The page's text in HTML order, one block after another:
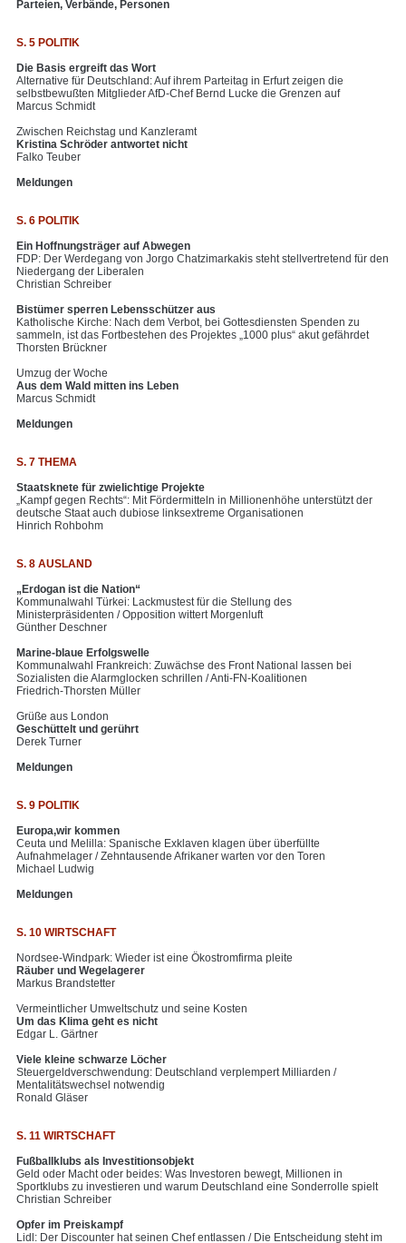
Parteien, Verbände, Personen
S. 5 POLITIK
Die Basis ergreift das Wort
Alternative für Deutschland: Auf ihrem Parteitag in Erfurt zeigen die
selbstbewußten Mitglieder AfD-Chef Bernd Lucke die Grenzen auf
Marcus Schmidt
Zwischen Reichstag und Kanzleramt
Kristina Schröder antwortet nicht
Falko Teuber
Meldungen
S. 6 POLITIK
Ein Hoffnungsträger auf Abwegen
FDP: Der Werdegang von Jorgo Chatzimarkakis steht stellvertretend für den
Niedergang der Liberalen
Christian Schreiber
Bistümer sperren Lebensschützer aus
Katholische Kirche: Nach dem Verbot, bei Gottesdiensten Spenden zu
sammeln, ist das Fortbestehen des Projektes „1000 plus“ akut gefährdet
Thorsten Brückner
Umzug der Woche
Aus dem Wald mitten ins Leben
Marcus Schmidt
Meldungen
S. 7 THEMA
Staatsknete für zwielichtige Projekte
„Kampf gegen Rechts“: Mit Fördermitteln in Millionenhöhe unterstützt der
deutsche Staat auch dubiose linksextreme Organisationen
Hinrich Rohbohm
S. 8 AUSLAND
„Erdogan ist die Nation“
Kommunalwahl Türkei: Lackmustest für die Stellung des
Ministerpräsidenten / Opposition wittert Morgenluft
Günther Deschner
Marine-blaue Erfolgswelle
Kommunalwahl Frankreich: Zuwächse des Front National lassen bei
Sozialisten die Alarmglocken schrillen / Anti-FN-Koalitionen
Friedrich-Thorsten Müller
Grüße aus London
Geschüttelt und gerührt
Derek Turner
Meldungen
S. 9 POLITIK
Europa,wir kommen
Ceuta und Melilla: Spanische Exklaven klagen über überfüllte
Aufnahmelager / Zehntausende Afrikaner warten vor den Toren
Michael Ludwig
Meldungen
S. 10 WIRTSCHAFT
Nordsee-Windpark: Wieder ist eine Ökostromfirma pleite
Räuber und Wegelagerer
Markus Brandstetter
Vermeintlicher Umweltschutz und seine Kosten
Um das Klima geht es nicht
Edgar L. Gärtner
Viele kleine schwarze Löcher
Steuergeldverschwendung: Deutschland verplempert Milliarden /
Mentalitätswechsel notwendig
Ronald Gläser
S. 11 WIRTSCHAFT
Fußballklubs als Investitionsobjekt
Geld oder Macht oder beides: Was Investoren bewegt, Millionen in
Sportklubs zu investieren und warum Deutschland eine Sonderrolle spielt
Christian Schreiber
Opfer im Preiskampf
Lidl: Der Discounter hat seinen Chef entlassen / Die Entscheidung steht im